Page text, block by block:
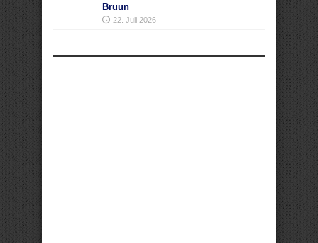
Bruun
22. Juli 2026